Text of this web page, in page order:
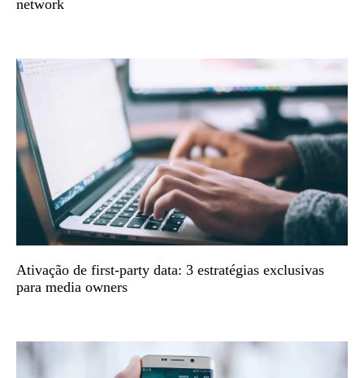
network
Ativação de first-party data: 3 estratégias exclusivas
para media owners